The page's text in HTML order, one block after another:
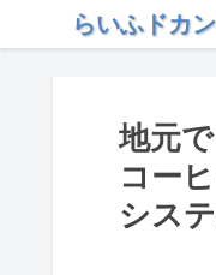
らいふドカン
地元
コー
シス